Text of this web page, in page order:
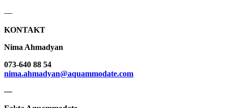
—
KONTAKT
Nima Ahmadyan
073-640 88 54
nima.ahmadyan@aquammodate.com
—